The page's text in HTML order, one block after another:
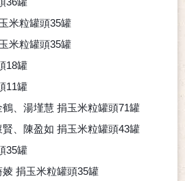
米粒罐頭35罐
米粒罐頭35罐
18罐
11罐
、湯墐慧 捐玉米粒罐頭71罐
、陳盈如 捐玉米粒罐頭43罐
35罐
婈 捐玉米粒罐頭35罐